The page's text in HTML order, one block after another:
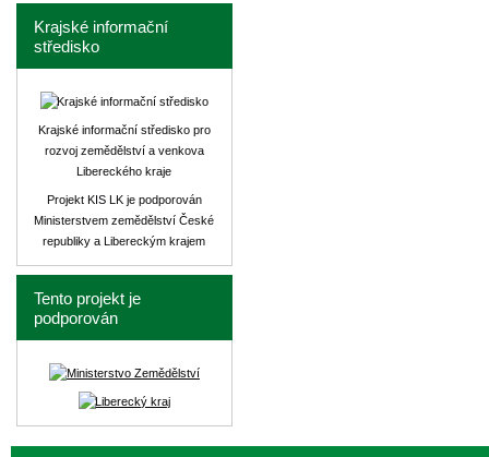
Krajské informační
středisko
Krajské informační středisko pro
rozvoj zemědělství a venkova
Libereckého kraje
Projekt KIS LK je podporován
Ministerstvem zemědělství České
republiky a Libereckým krajem
Tento projekt je
podporován